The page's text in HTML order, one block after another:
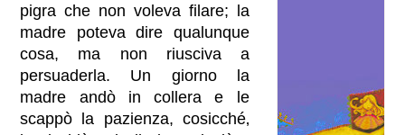
pigra che non voleva filare; la
madre poteva dire qualunque
cosa, ma non riusciva a
persuaderla. Un giorno la
madre andò in collera e le
scappò la pazienza, cosicché‚